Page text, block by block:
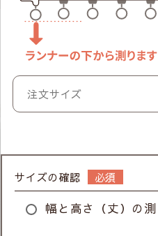
サイズの確認
幅と高さ（丈）の